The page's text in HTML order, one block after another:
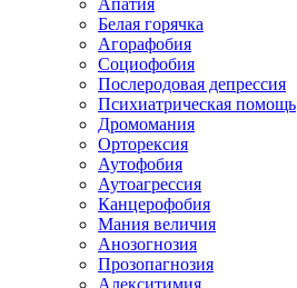
Апатия
Белая горячка
Агорафобия
Социофобия
Послеродовая депрессия
Психиатрическая помощь
Дромомания
Орторексия
Аутофобия
Аутоагрессия
Канцерофобия
Мания величия
Анозогнозия
Прозопагнозия
Алекситимия